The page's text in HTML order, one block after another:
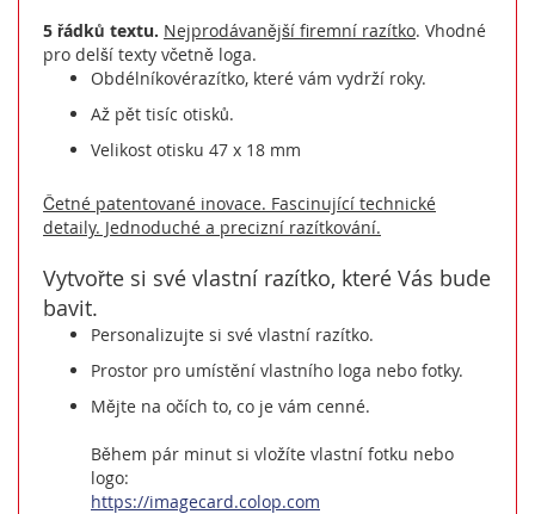
5 řádků textu. Nejprodávanější firemní razítko. Vhodné
pro delší texty včetně loga.
Obdélníkovérazítko, které vám vydrží roky.
Až pět tisíc otisků.
Velikost otisku 47 x 18 mm
Četné patentované inovace. Fascinující technické
detaily. Jednoduché a precizní razítkování.
Vytvořte si své vlastní razítko, které Vás bude
bavit.
Personalizujte si své vlastní razítko.
Prostor pro umístění vlastního loga nebo fotky.
Mějte na očích to, co je vám cenné.
Během pár minut si vložíte vlastní fotku nebo
logo:
https://imagecard.colop.com